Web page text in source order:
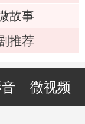
故事
推荐
微视频